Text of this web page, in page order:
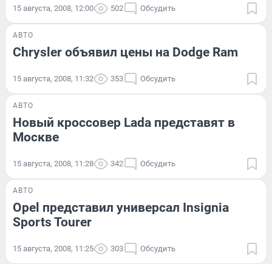
15 августа, 2008, 12:00 502 Обсудить
АВТО
Chrysler объявил цены на Dodge Ram
15 августа, 2008, 11:32 353 Обсудить
АВТО
Новый кроссовер Lada представят в
Москве
15 августа, 2008, 11:28 342 Обсудить
АВТО
Opel представил универсал Insignia
Sports Tourer
15 августа, 2008, 11:25 303 Обсудить